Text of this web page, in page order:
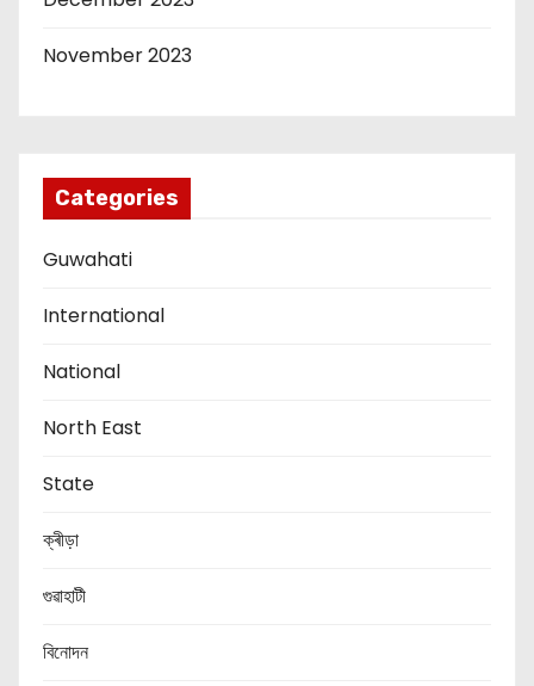
November 2023
Categories
Guwahati
International
National
North East
State
ক্ৰীড়া
গুৱাহাটী
বিনোদন